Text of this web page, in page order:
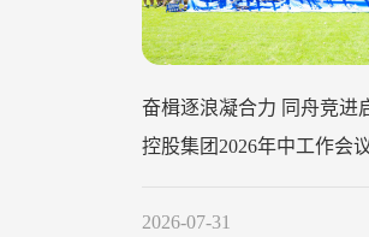
奋楫逐浪凝合力 同舟竞进启新程——华友
控股集团2026年中工作会
2026-07-31